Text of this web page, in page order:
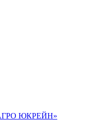
ЮКРЕЙН»